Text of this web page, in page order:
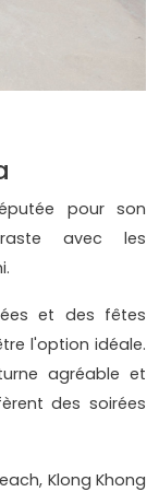
pour son
avec les
et des fêtes
l'option idéale.
agréable et
des soirées
Klong Khong